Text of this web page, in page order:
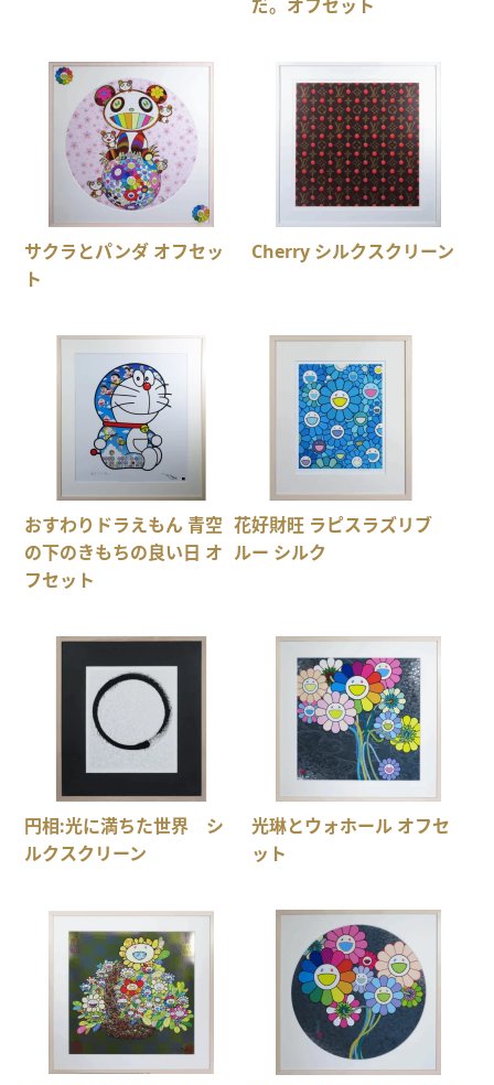
だ。オフセット
サクラとパンダ オフセッ
ト
Cherry シルクスクリーン
おすわりドラえもん 青空
の下のきもちの良い日 オ
フセット
花好財旺 ラピスラズリブ
ルー シルク
円相:光に満ちた世界 シ
ルクスクリーン
光琳とウォホール オフセ
ット